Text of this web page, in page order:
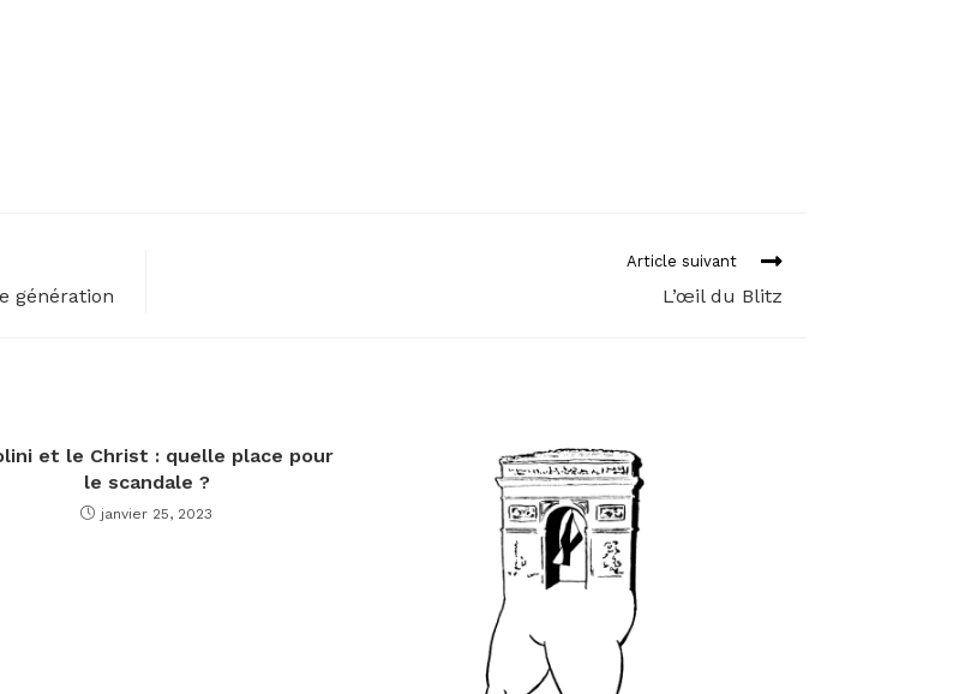
génération
Article suivant
L’œil du Blitz
et le Christ : quelle place pour
le scandale ?
janvier 25, 2023